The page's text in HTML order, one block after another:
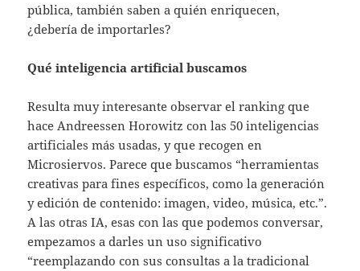
pública, también saben a quién enriquecen,
¿debería de importarles?
Qué inteligencia artificial buscamos
Resulta muy interesante observar el ranking que
hace Andreessen Horowitz con las 50 inteligencias
artificiales más usadas, y que recogen en
Microsiervos. Parece que buscamos “herramientas
creativas para fines específicos, como la generación
y edición de contenido: imagen, video, música, etc.”.
A las otras IA, esas con las que podemos conversar,
empezamos a darles un uso significativo
“reemplazando con sus consultas a la tradicional